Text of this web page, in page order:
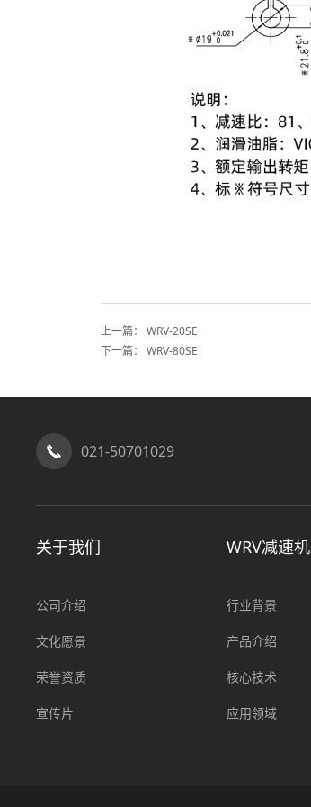
上一篇： WRV-20SE
下一篇： WRV-80SE
021-50701029
关于我们
公司介绍
文化愿景
荣誉资质
宣传片
WRV减速机
行业背景
产品介绍
核心技术
应用领域